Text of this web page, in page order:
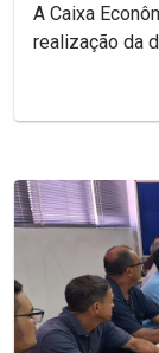
A Caixa
realização da